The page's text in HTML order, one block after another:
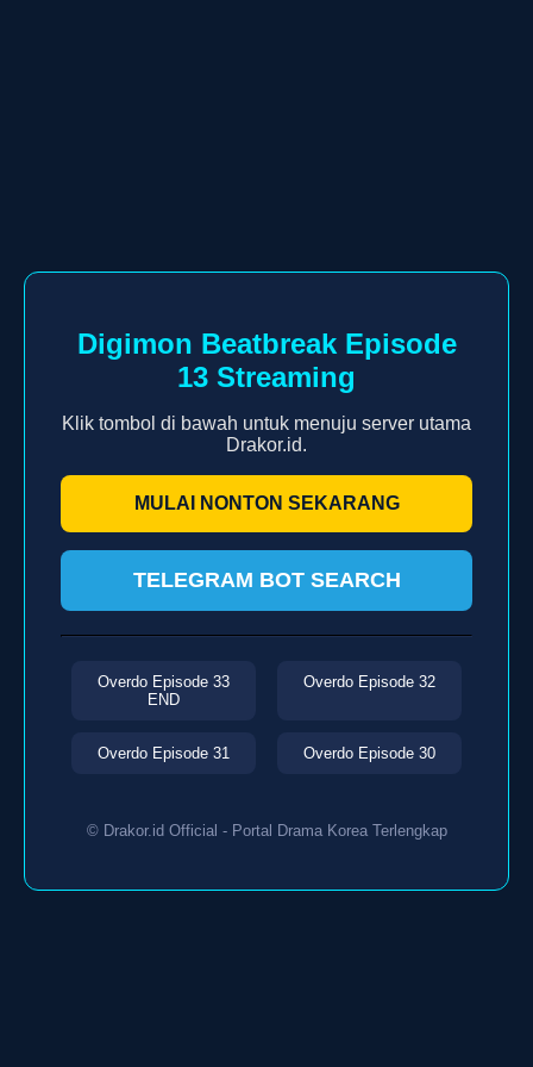
Digimon Beatbreak Episode
13 Streaming
Klik tombol di bawah untuk menuju server utama
Drakor.id.
MULAI NONTON SEKARANG
TELEGRAM BOT SEARCH
Overdo Episode 33
END
Overdo Episode 32
Overdo Episode 31 Overdo Episode 30
© Drakor.id Official - Portal Drama Korea Terlengkap